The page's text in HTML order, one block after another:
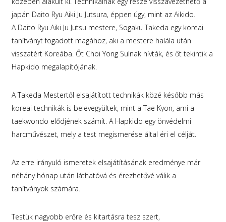
japán Daito Ryu Aiki Ju Jutsura, éppen úgy, mint az Aikido.
A Daito Ryu Aiki Ju Jutsu mestere, Sogaku Takeda egy koreai
tanítványt fogadott magához, aki a mestere halála után
visszatért Koreába. Őt Choi Yong Sulnak hívták, és őt tekintik a
Hapkido megalapítójának.
A Takeda Mestertől elsajátított technikák közé később más
koreai technikák is belevegyültek, mint a Tae Kyon, ami a
taekwondo elődjének számít. A Hapkido egy önvédelmi
harcművészet, mely a test megismerése által éri el célját.
Az erre irányuló ismeretek elsajátításának eredménye már
néhány hónap után láthatóvá és érezhetővé válik a
tanítványok számára.
Testük nagyobb erőre és kitartásra tesz szert,